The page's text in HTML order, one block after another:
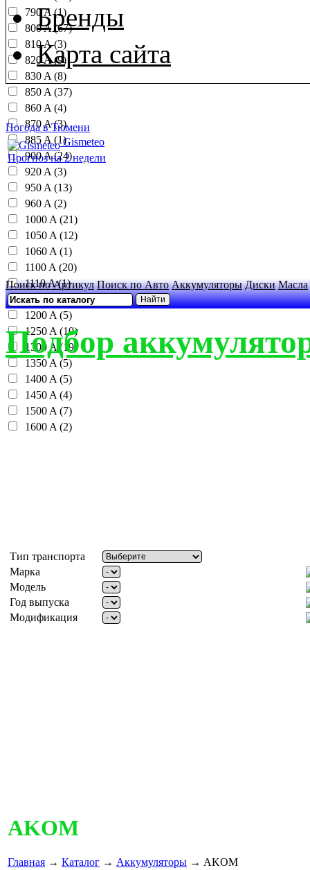
790 A (1)
800 A (67)
810 A (3)
820 A (9)
830 A (8)
850 A (37)
860 A (4)
870 A (3)
885 A (1)
900 A (24)
920 A (3)
950 A (13)
960 A (2)
1000 A (21)
1050 A (12)
1060 A (1)
1100 A (20)
1110 A (1)
1150 A (16)
1200 A (5)
1250 A (10)
1300 A (19)
1350 A (5)
1400 A (5)
1450 A (4)
1500 A (7)
1600 A (2)
Бренды
Карта сайта
Погода в Тюмени
Gismeteo
Прогноз на 2 недели
Поиск по Артикул Поиск по Авто Аккумуляторы Диски Масла
Подбор
Тип транспорта
Марка
Модель
Год выпуска
Модификация
AKOM
Главная → Каталог → Аккумуляторы → AKOM